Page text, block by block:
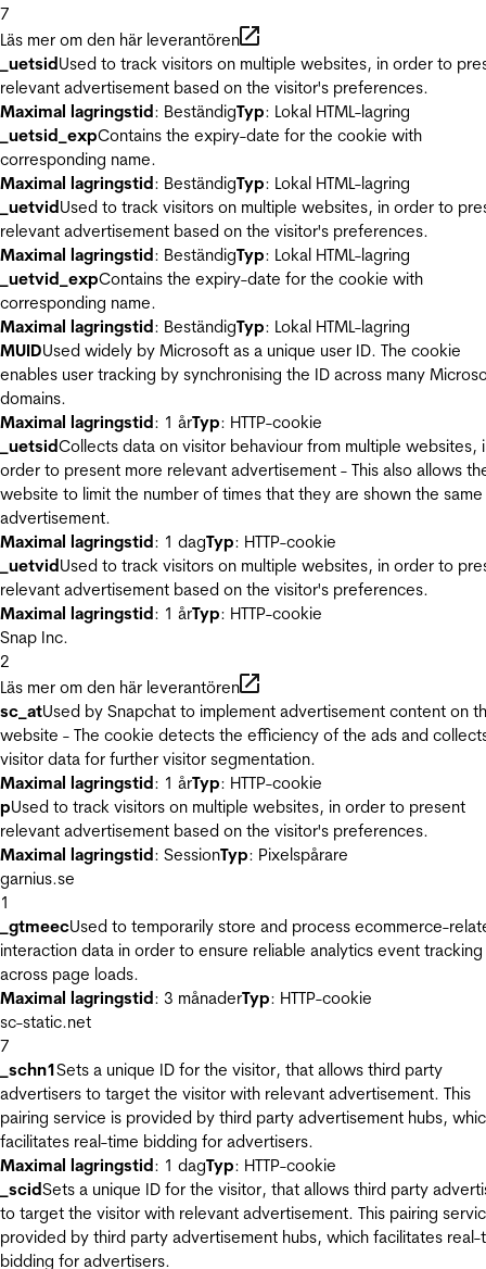
7
Läs mer om den här leverantören
_uetsidUsed to track visitors on multiple websites, in order to
relevant advertisement based on the visitor's preferences.
Maximal lagringstid: BeständigTyp: Lokal HTML-lagring
_uetsid_expContains the expiry-date for the cookie with
corresponding name.
Maximal lagringstid: BeständigTyp: Lokal HTML-lagring
_uetvidUsed to track visitors on multiple websites, in order to
relevant advertisement based on the visitor's preferences.
Maximal lagringstid: BeständigTyp: Lokal HTML-lagring
_uetvid_expContains the expiry-date for the cookie with
corresponding name.
Maximal lagringstid: BeständigTyp: Lokal HTML-lagring
MUIDUsed widely by Microsoft as a unique user ID. The cookie
enables user tracking by synchronising the ID across many
domains.
Maximal lagringstid: 1 årTyp: HTTP-cookie
_uetsidCollects data on visitor behaviour from multiple websites,
order to present more relevant advertisement - This also allows
website to limit the number of times that they are shown the same
advertisement.
Maximal lagringstid: 1 dagTyp: HTTP-cookie
_uetvidUsed to track visitors on multiple websites, in order to
relevant advertisement based on the visitor's preferences.
Maximal lagringstid: 1 årTyp: HTTP-cookie
Snap Inc.
2
Läs mer om den här leverantören
sc_atUsed by Snapchat to implement advertisement content on
website - The cookie detects the efficiency of the ads and
visitor data for further visitor segmentation.
Maximal lagringstid: 1 årTyp: HTTP-cookie
pUsed to track visitors on multiple websites, in order to present
relevant advertisement based on the visitor's preferences.
Maximal lagringstid: SessionTyp: Pixelspårare
garnius.se
1
_gtmeecUsed to temporarily store and process ecommerce-
interaction data in order to ensure reliable analytics event tracking
across page loads.
Maximal lagringstid: 3 månaderTyp: HTTP-cookie
sc-static.net
7
_schn1Sets a unique ID for the visitor, that allows third party
advertisers to target the visitor with relevant advertisement. This
pairing service is provided by third party advertisement hubs,
facilitates real-time bidding for advertisers.
Maximal lagringstid: 1 dagTyp: HTTP-cookie
_scidSets a unique ID for the visitor, that allows third party
to target the visitor with relevant advertisement. This pairing
provided by third party advertisement hubs, which facilitates real-
bidding for advertisers.